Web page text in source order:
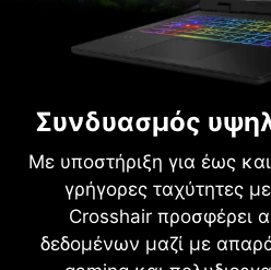
Συνδυασμός
Με υποστήριξη για έως
γρήγορες ταχύτητες
Crosshair προσφέρει
δεδομένων μαζί με